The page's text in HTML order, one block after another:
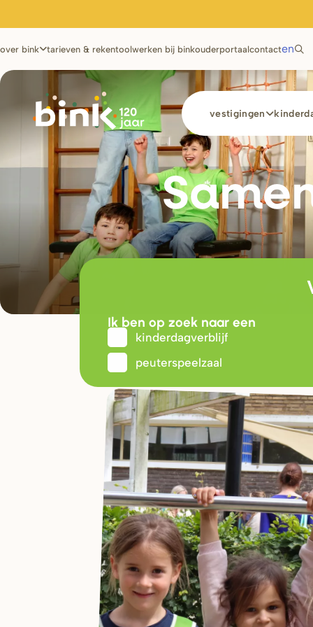
over bink tarieven & rekentoolwerken bij binkouderportaalcontacten
Main
navigationvestigingen
Ik ben op zoek naar een
kinderdagverblijf
peuterspeelzaal